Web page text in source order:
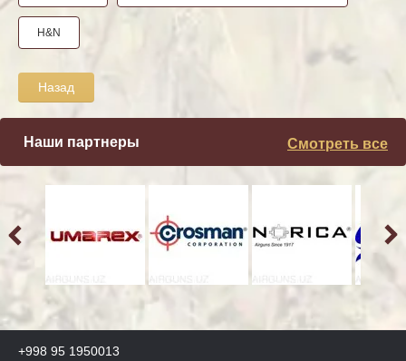
H&N
Назад
Наши партнеры Смотреть все
+998 95 1950013